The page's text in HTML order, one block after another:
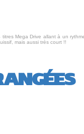
Mega Drive allant à un
mais aussi très court !!